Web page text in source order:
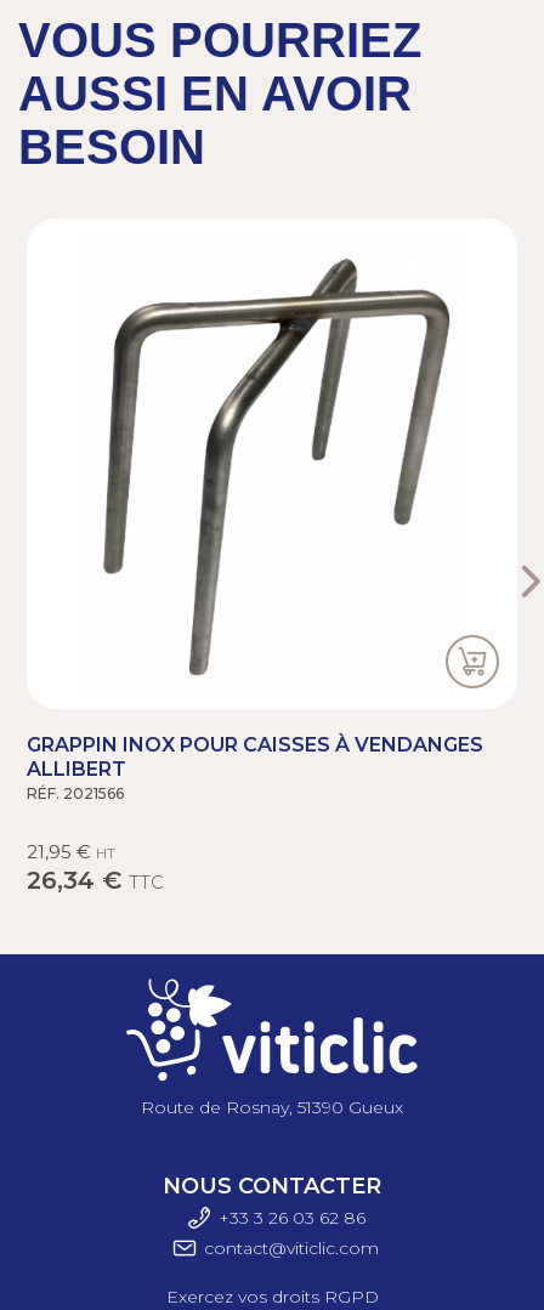
- Température d’utilisation : de -20 à +40°C.
VOUS POURRIEZ
AUSSI EN AVOIR
BESOIN
GRAPPIN INOX POUR CAISSES À VENDANGES
ALLIBERT
RÉF. 2021566
21,95 € HT
26,34 € TTC
Route de Rosnay, 51390 Gueux
NOUS CONTACTER
+33 3 26 03 62 86
contact@viticlic.com
Exercez vos droits RGPD